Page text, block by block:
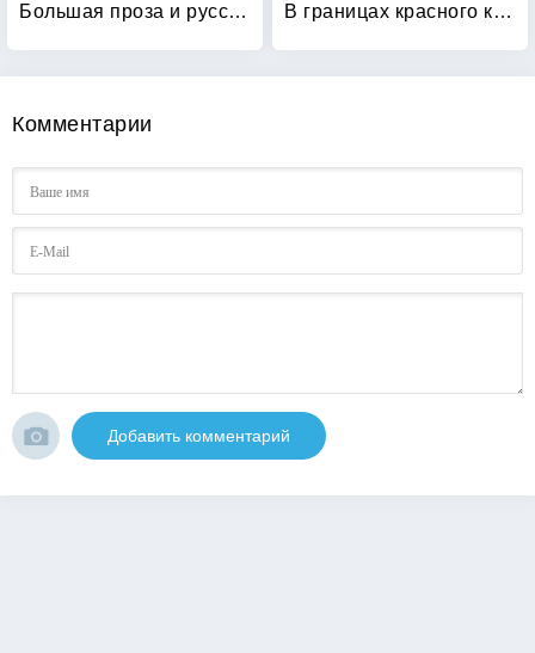
Большая проза и русский театр (сто лет сценического освоения прозы) В границах красного квадрата
Комментарии